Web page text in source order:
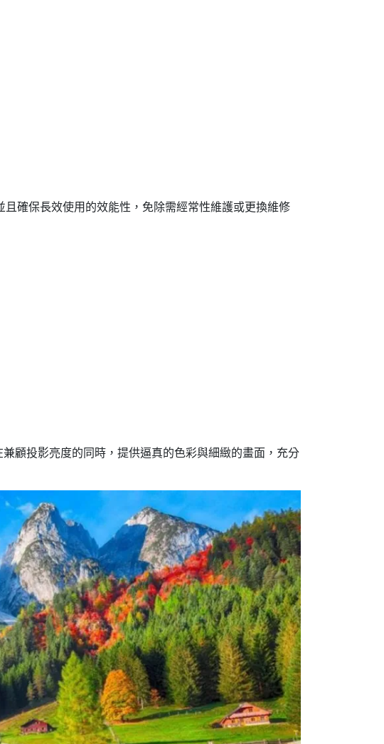
確保長效使用的效能性，免除需經常性維護或更換維修
兼顧投影亮度的同時，提供逼真的色彩與細緻的畫面，充分